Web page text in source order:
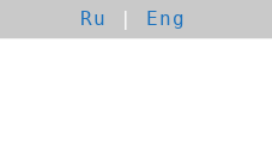
Ru | Eng